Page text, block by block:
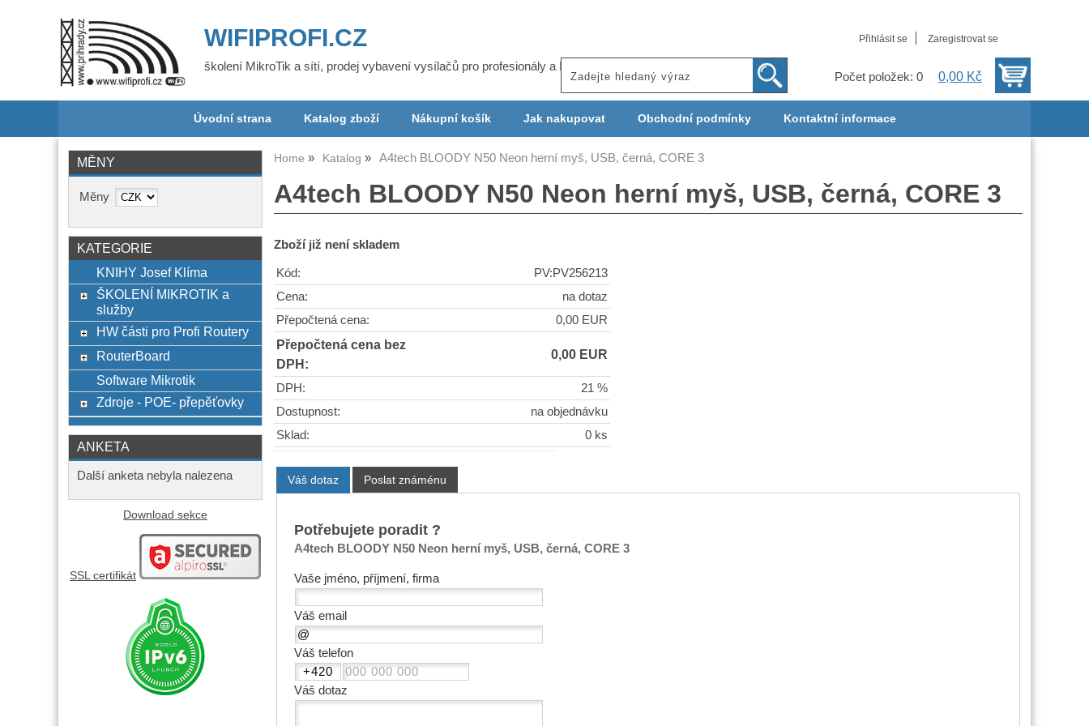
Přihlásit se Zaregistrovat se
Počet položek: 0 0,00 Kč
WIFIPROFI.CZ
školení MikroTik a sítí, prodej vybavení vysílačů pro profesionály a ISP
Úvodní strana Katalog zboží Nákupní košík Jak nakupovat Obchodní podmínky Kontaktní informace
Home Katalog A4tech BLOODY N50 Neon herní myš, USB, černá, CORE 3
A4tech BLOODY N50 Neon herní myš, USB, černá, CORE 3
Zboží již není skladem
Kód:
PV:PV256213
Cena:
na dotaz
Přepočtená cena:
0,00 EUR
Přepočtená cena bez
DPH:
0,00 EUR
DPH:
21 %
Dostupnost:
na objednávku
Sklad:
0 ks
Váš dotaz Poslat známénu
Potřebujete poradit ?
A4tech BLOODY N50 Neon herní myš, USB, černá, CORE 3
Vaše jméno, příjmení, firma
Váš email
Váš telefon
Váš dotaz
MĚNY
Měny
KATEGORIE
KNIHY Josef Klíma
ŠKOLENÍ MIKROTIK a
služby
HW části pro Profi Routery
RouterBoard
Software Mikrotik
Zdroje - POE- přepěťovky
ANKETA
Další anketa nebyla nalezena
Download sekce
SSL certifikát